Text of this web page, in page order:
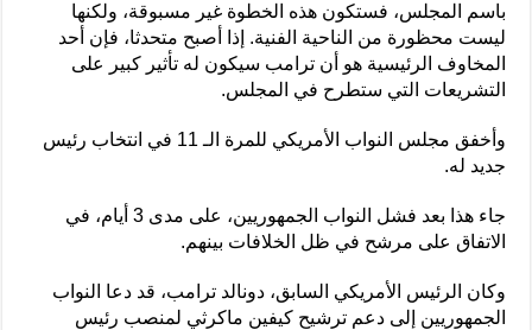
باسم المجلس، فستكون هذه الخطوة غير مسبوقة، ولكنها
ليست محظورة من الناحية الفنية. إذا أصبح متحدثا، فإن أحد
المخاوف الرئيسية هو أن ترامب سيكون له تأثير كبير على
التشريعات التي ستطرح في المجلس.
وأخفق مجلس النواب الأمريكي للمرة الـ 11 في انتخاب رئيس
جديد له.
جاء هذا بعد فشل النواب الجمهوريين، على مدى 3 أيام، في
الاتفاق على مرشح في ظل الخلافات بينهم.
وكان الرئيس الأمريكي السابق، دونالد ترامب، قد دعا النواب
الجمهوريين إلى دعم ترشيح كيفين ماكرثي لمنصب رئيس